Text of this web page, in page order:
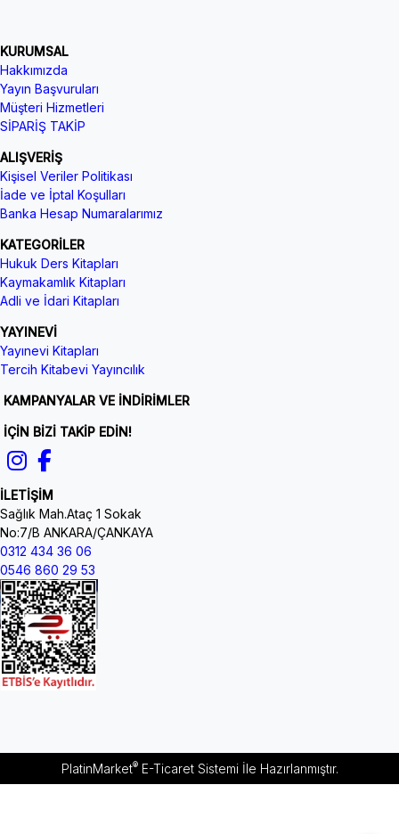
KURUMSAL
Hakkımızda
Yayın Başvuruları
Müşteri Hizmetleri
SİPARİŞ TAKİP
ALIŞVERİŞ
Kişisel Veriler Politikası
İade ve İptal Koşulları
Banka Hesap Numaralarımız
KATEGORİLER
Hukuk Ders Kitapları
Kaymakamlık Kitapları
Adli ve İdari Kitapları
YAYINEVİ
Yayınevi Kitapları
Tercih Kitabevi Yayıncılık
KAMPANYALAR VE İNDİRİMLER
İÇİN BİZİ TAKİP EDİN!
İLETİŞİM
Sağlık Mah.Ataç 1 Sokak
No:7/B ANKARA/ÇANKAYA
0312 434 36 06
0546 860 29 53
PlatinMarket®E-Ticaret Sistemiİle Hazırlanmıştır.